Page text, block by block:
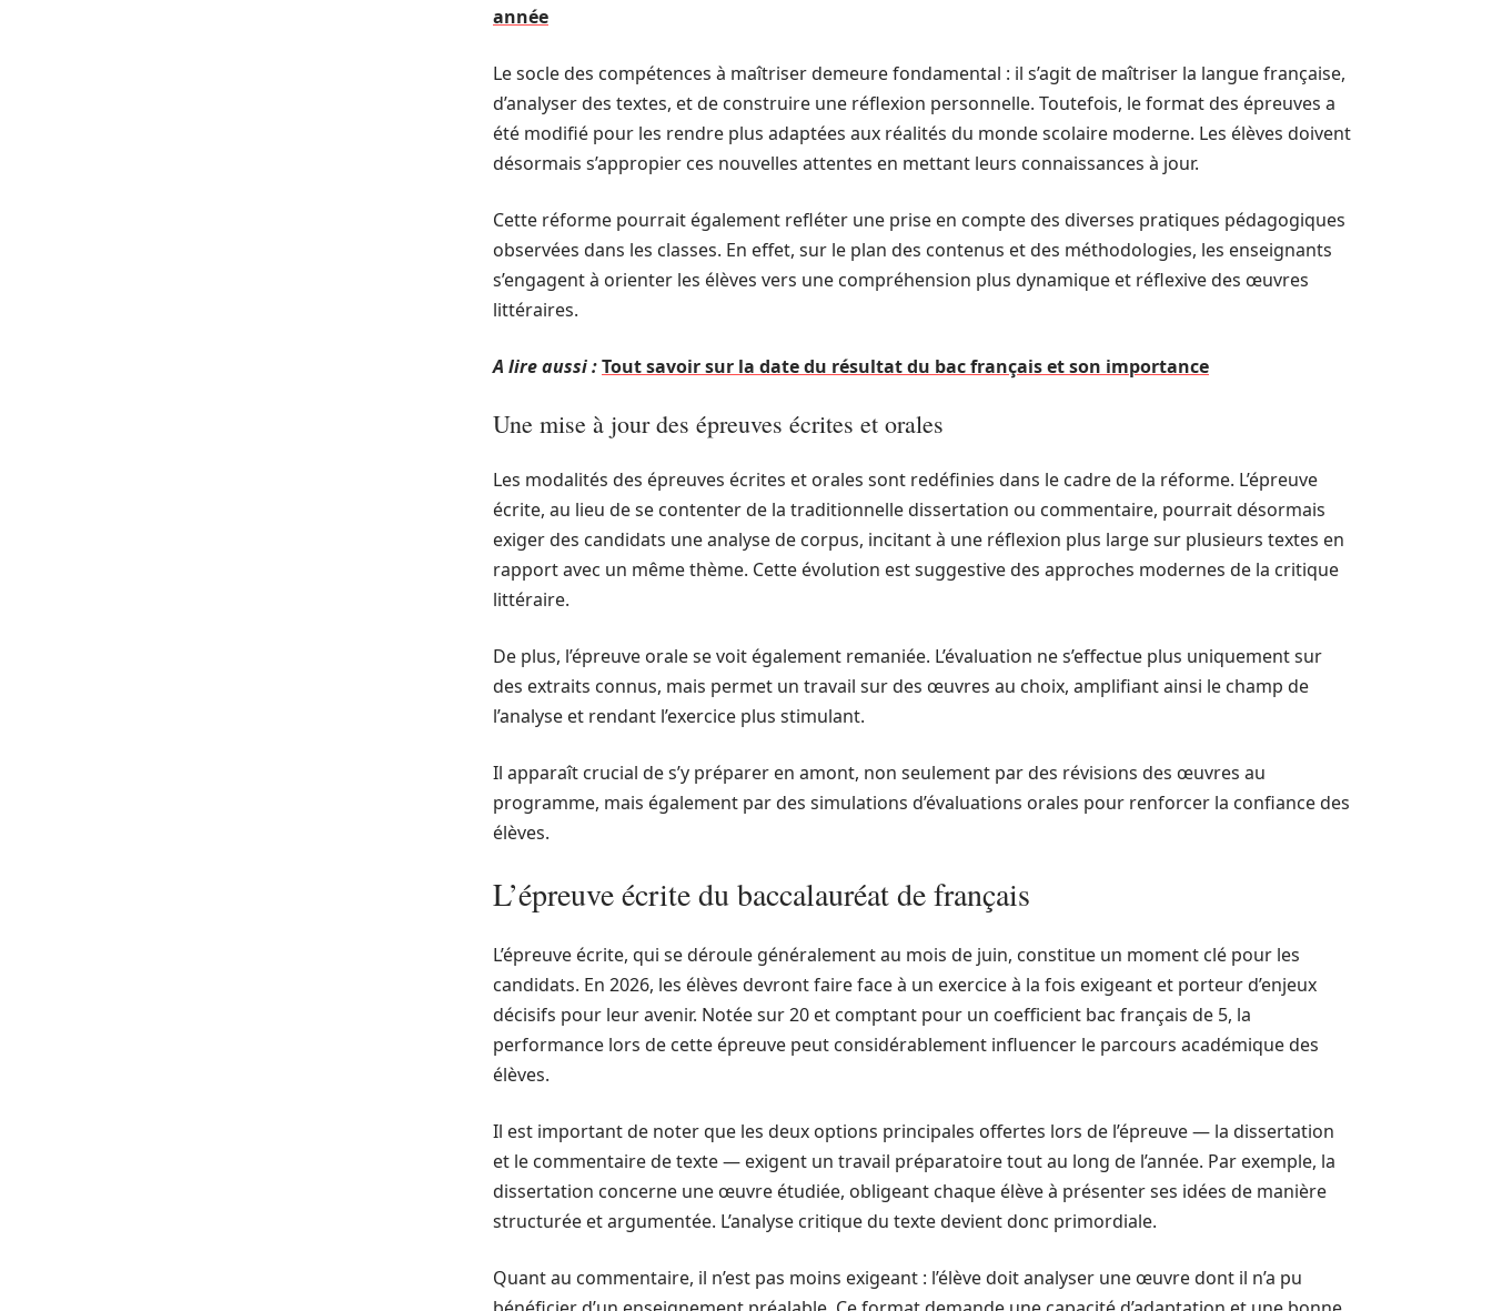
année
Le socle des compétences à maîtriser demeure fondamental : il s’agit de maîtriser la langue française,
d’analyser des textes, et de construire une réflexion personnelle. Toutefois, le format des épreuves a
été modifié pour les rendre plus adaptées aux réalités du monde scolaire moderne. Les élèves doivent
désormais s’appropier ces nouvelles attentes en mettant leurs connaissances à jour.
Cette réforme pourrait également refléter une prise en compte des diverses pratiques pédagogiques
observées dans les classes. En effet, sur le plan des contenus et des méthodologies, les enseignants
s’engagent à orienter les élèves vers une compréhension plus dynamique et réflexive des œuvres
littéraires.
A lire aussi :Tout savoir sur la date du résultat du bac français et son importance
Une mise à jour des épreuves écrites et orales
Les modalités des épreuves écrites et orales sont redéfinies dans le cadre de la réforme. L’épreuve
écrite, au lieu de se contenter de la traditionnelle dissertation ou commentaire, pourrait désormais
exiger des candidats une analyse de corpus, incitant à une réflexion plus large sur plusieurs textes en
rapport avec un même thème. Cette évolution est suggestive des approches modernes de la critique
littéraire.
De plus, l’épreuve orale se voit également remaniée. L’évaluation ne s’effectue plus uniquement sur
des extraits connus, mais permet un travail sur des œuvres au choix, amplifiant ainsi le champ de
l’analyse et rendant l’exercice plus stimulant.
Il apparaît crucial de s’y préparer en amont, non seulement par des révisions des œuvres au
programme, mais également par des simulations d’évaluations orales pour renforcer la confiance des
élèves.
L’épreuve écrite du baccalauréat de français
L’épreuve écrite, qui se déroule généralement au mois de juin, constitue un moment clé pour les
candidats. En 2026, les élèves devront faire face à un exercice à la fois exigeant et porteur d’enjeux
décisifs pour leur avenir. Notée sur 20 et comptant pour un coefficient bac français de 5, la
performance lors de cette épreuve peut considérablement influencer le parcours académique des
élèves.
Il est important de noter que les deux options principales offertes lors de l’épreuve — la dissertation
et le commentaire de texte — exigent un travail préparatoire tout au long de l’année. Par exemple, la
dissertation concerne une œuvre étudiée, obligeant chaque élève à présenter ses idées de manière
structurée et argumentée. L’analyse critique du texte devient donc primordiale.
Quant au commentaire, il n’est pas moins exigeant : l’élève doit analyser une œuvre dont il n’a pu